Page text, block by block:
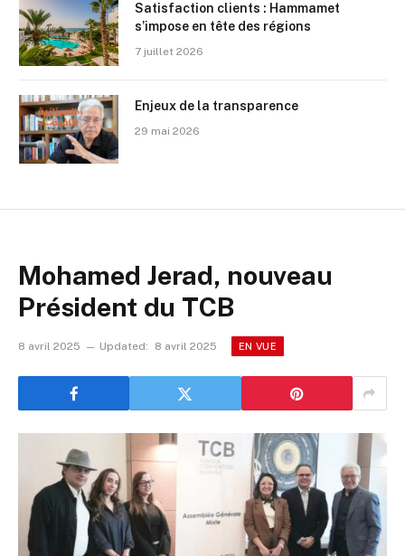
Satisfaction clients : Hammamet
s’impose en tête des régions
7 juillet 2026
Enjeux de la transparence
29 mai 2026
Mohamed Jerad, nouveau
Président du TCB
8 avril 2025 Updated: 8 avril 2025 EN VUE